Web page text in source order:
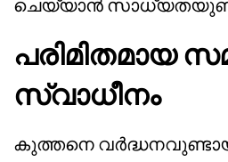
പരിമിതമായ
സ്വാധീനം
കുത്തനെ